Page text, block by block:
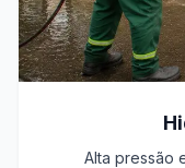
Alta pressão